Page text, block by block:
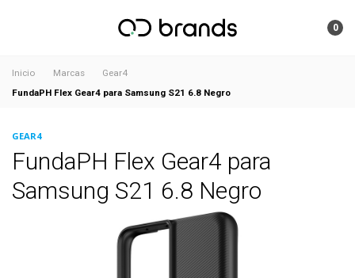
0
Inicio Marcas
Gear4
FundaPH Flex Gear4 para Samsung S21 6.8 Negro
GEAR4
FundaPH Flex Gear4 para
Samsung S21 6.8 Negro